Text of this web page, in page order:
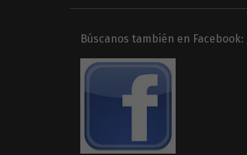
Búscanos también en Facebook: